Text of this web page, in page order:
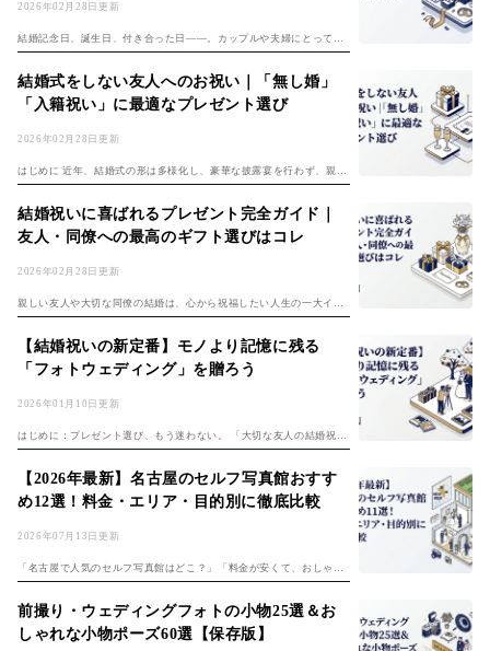
2026年02月28日更新
結婚記念日、誕生日、付き合った日——。カップルや夫婦にとって、
記念日は二人の絆を再確認し、感謝を伝え合う大切な日です。しか
し、「今年のプレゼントはどうしよう？」「毎年同じようなものにな
ってしまう…」と...
2026年02月28日更新
結婚式をしない友人へのお祝い｜「無し婚」
「入籍祝い」に最適なプレゼント選び
はじめに 近年、結婚式の形は多様化し、豪華な披露宴を行わず、親し
い人々だけでお祝いをしたり、入籍のみで済ませたりする「無し婚」
を選択するカップルが増えています。しかし、結婚式を挙げないから
といって、彼...
2026年02月28日更新
結婚祝いに喜ばれるプレゼント完全ガイド｜
友人・同僚への最高のギフト選びはコレ
親しい友人や大切な同僚の結婚は、心から祝福したい人生の一大イベ
ントです。しかし、そのお祝いの気持ちを形にする「結婚祝い」選び
は、意外と難しいもの。「何を贈れば本当に喜んでもらえるだろ
う？」「ありきたり...
2026年01月10日更新
【結婚祝いの新定番】モノより記憶に残る
「フォトウェディング」を贈ろう
はじめに：プレゼント選び、もう迷わない。 「大切な友人の結婚祝
い、何を贈れば本当に喜んでくれるだろう？」 「ありきたりなモノで
はなく、何か特別なサプライズをしたい」 「パートナーとの記念日
に、忘れられ...
2026年07月13日更新
【2026年最新】名古屋のセルフ写真館おすす
め12選！料金・エリア・目的別に徹底比較
「名古屋で人気のセルフ写真館はどこ？」「料金が安くて、おしゃれ
な写真が撮れるスタジオを知りたい」「カップルや友達、家族で楽し
めるセルフ写真館を探している」 そんなあなたのために、この記事で
は名古屋のセ...
前撮り・ウェディングフォトの小物25選＆お
しゃれな小物ポーズ60選【保存版】